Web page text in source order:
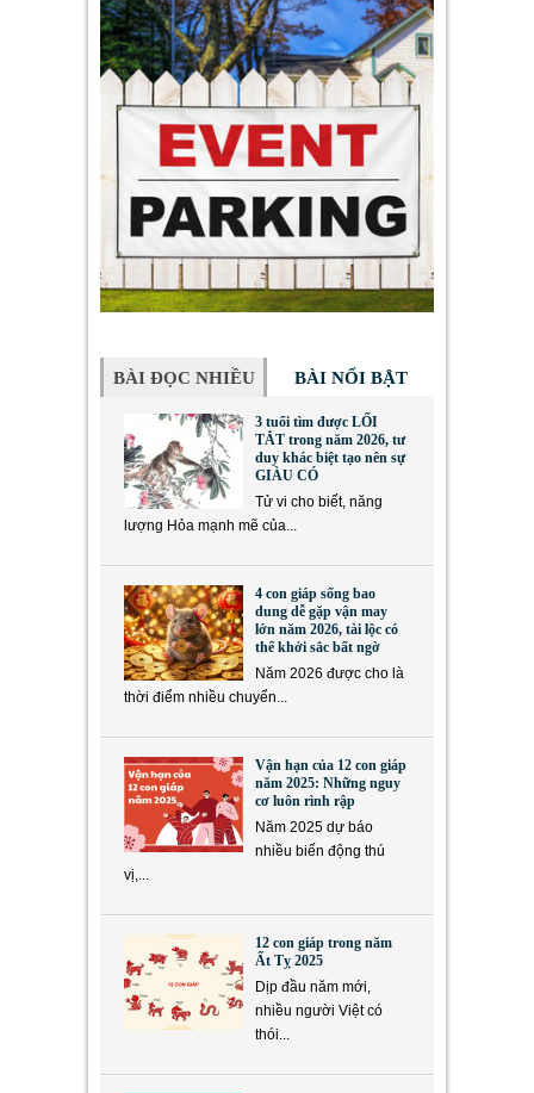
BÀI ĐỌC NHIỀU BÀI NỔI BẬT
3 tuổi tìm được LỐI
TẮT trong năm 2026, tư
duy khác biệt tạo nên sự
GIÀU CÓ
Tử vi cho biết, năng
lượng Hỏa mạnh mẽ của...
4 con giáp sống bao
dung dễ gặp vận may
lớn năm 2026, tài lộc có
thể khởi sắc bất ngờ
Năm 2026 được cho là
thời điểm nhiều chuyển...
Vận hạn của 12 con giáp
năm 2025: Những nguy
cơ luôn rình rập
Năm 2025 dự báo
nhiều biến động thú
vị,...
12 con giáp trong năm
Ất Tỵ 2025
Dịp đầu năm mới,
nhiều người Việt có
thói...